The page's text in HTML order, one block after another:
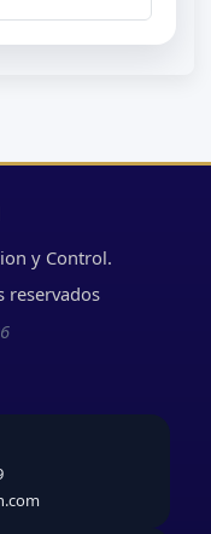
y Control.
reservados